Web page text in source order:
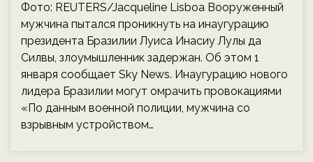
Фото: REUTERS/Jacqueline Lisboa Вооруженный
мужчина пытался проникнуть на инаугурацию
президента Бразилии Луиса Инасиу Лулы да
Силвы, злоумышленник задержан. Об этом 1
января сообщает Sky News. Инаугурацию нового
лидера Бразилии могут омрачить провокациями
«По данным военной полиции, мужчина со
взрывным устройством…